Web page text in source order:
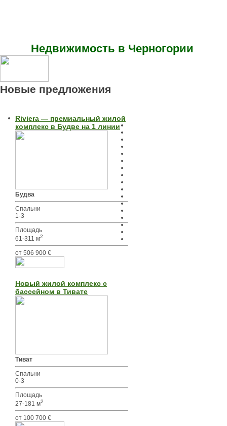
Недвижимость в Черногории
Новые предложения
Riviera — премиальный жилой
комплекс в Будве на 1 линии
Будва
Спальни
1-3
Площадь
61-311 м2
от 506 900 €
Новый жилой комплекс с
бассейном в Тивате
Тиват
Спальни
0-3
Площадь
27-181 м2
от 100 700 €